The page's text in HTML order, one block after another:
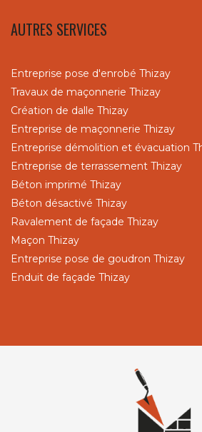
AUTRES SERVICES
Entreprise pose d'enrobé Thizay
Travaux de maçonnerie Thizay
Création de dalle Thizay
Entreprise de maçonnerie Thizay
Entreprise démolition et évacuation
Entreprise de terrassement Thizay
Béton imprimé Thizay
Béton désactivé Thizay
Ravalement de façade Thizay
Maçon Thizay
Entreprise pose de goudron Thizay
Enduit de façade Thizay